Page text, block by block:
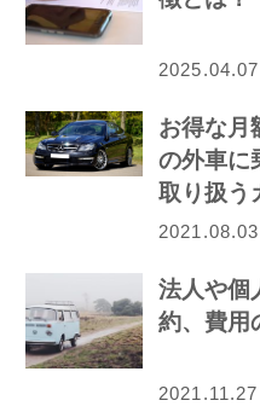
2025.04.07
お得な月
の外車に
取り扱う
介！
2021.08.03
法人や個
約、費用
2021.11.27